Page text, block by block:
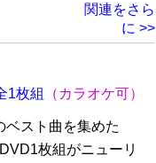
関連をさら
に >>
1枚組
（カラオケ可）
ベスト曲を集めた
枚組がニューリ